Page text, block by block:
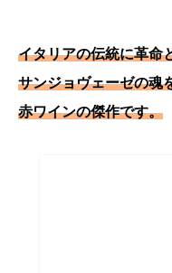
イタリアの伝統に革命
サンジョヴェーゼの魂
赤ワインの傑作です。